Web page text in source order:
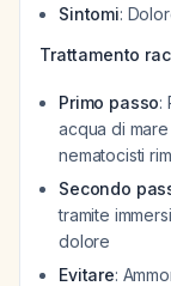
Sintomi:
Trattamento
Primo passo:
acqua di
nematocisti
Secondo
tramite
dolore
Evitare: